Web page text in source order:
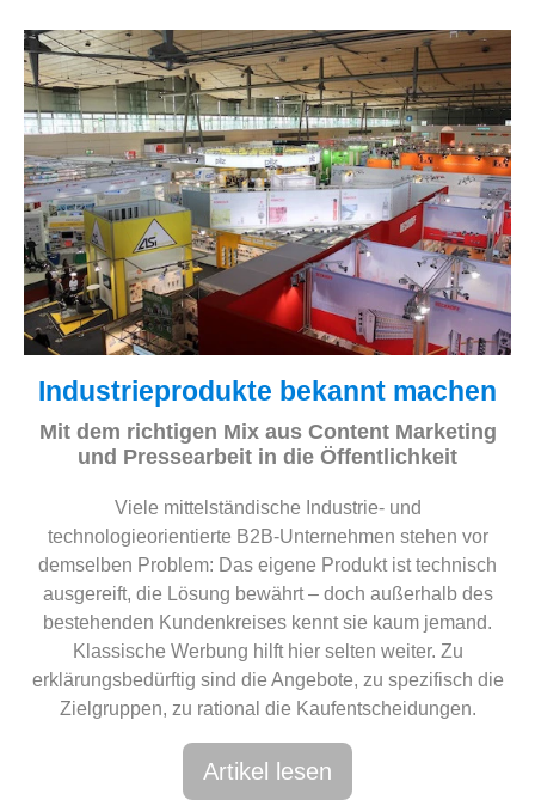
Industrieprodukte bekannt machen
Mit dem richtigen Mix aus Content Marketing
und Pressearbeit in die Öffentlichkeit
Viele mittelständische Industrie- und
technologieorientierte B2B-Unternehmen stehen vor
demselben Problem: Das eigene Produkt ist technisch
ausgereift, die Lösung bewährt – doch außerhalb des
bestehenden Kundenkreises kennt sie kaum jemand.
Klassische Werbung hilft hier selten weiter. Zu
erklärungsbedürftig sind die Angebote, zu spezifisch die
Zielgruppen, zu rational die Kaufentscheidungen.
Artikel lesen